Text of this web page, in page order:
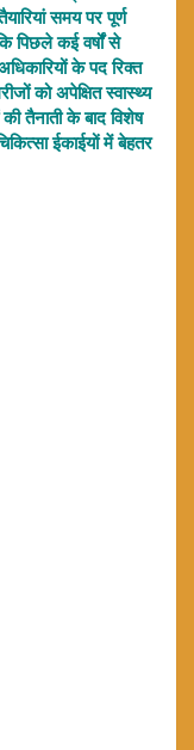
समय पर पूर्ण
पिछले कई वर्षों से
के पद रिक्त
को अपेक्षित स्वास्थ्य
तैनाती के बाद विशेष
ईकाईयों में बेहतर